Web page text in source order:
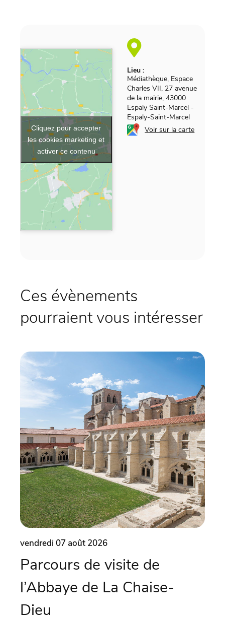
Lieu :
Médiathèque, Espace
Charles VII, 27 avenue
de la mairie, 43000
Espaly Saint-Marcel -
Espaly-Saint-Marcel
Voir sur la carte
Cliquez pour accepter
les cookies marketing et
activer ce contenu
Ces évènements
pourraient vous intéresser
vendredi 07 août 2026
Parcours de visite de
l’Abbaye de La Chaise-
Dieu